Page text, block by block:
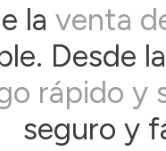
la venta
Desde
rápido y
seguro y